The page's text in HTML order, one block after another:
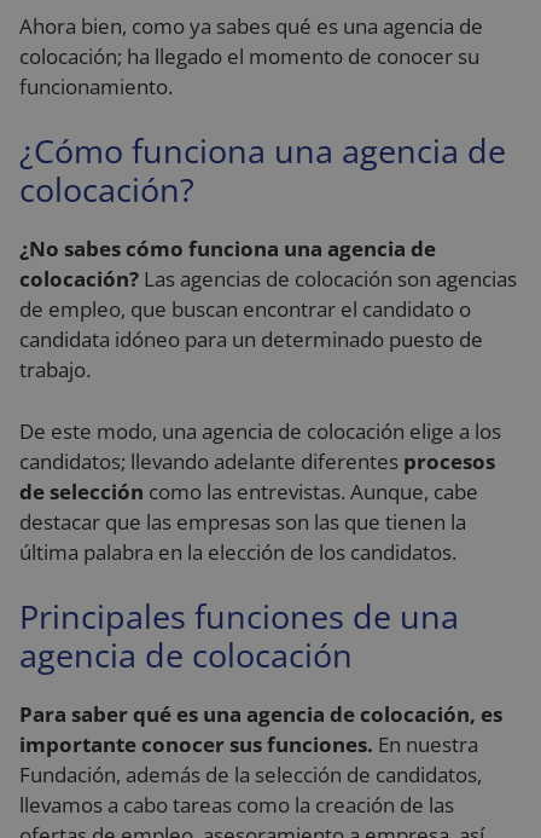
Ahora bien, como ya sabes qué es una agencia de
colocación; ha llegado el momento de conocer su
funcionamiento.
¿Cómo funciona una agencia de
colocación?
¿No sabes cómo funciona una agencia de
colocación? Las agencias de colocación son agencias
de empleo, que buscan encontrar el candidato o
candidata idóneo para un determinado puesto de
trabajo.
De este modo, una agencia de colocación elige a los
candidatos; llevando adelante diferentes procesos
de selección como las entrevistas. Aunque, cabe
destacar que las empresas son las que tienen la
última palabra en la elección de los candidatos.
Principales funciones de una
agencia de colocación
Para saber qué es una agencia de colocación, es
importante conocer sus funciones. En nuestra
Fundación, además de la selección de candidatos,
llevamos a cabo tareas como la creación de las